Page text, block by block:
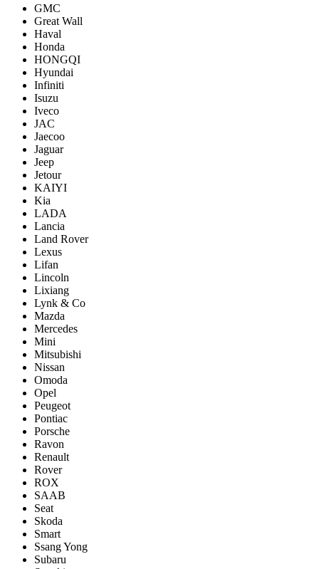
GMC
Great Wall
Haval
Honda
HONGQI
Hyundai
Infiniti
Isuzu
Iveco
JAC
Jaecoo
Jaguar
Jeep
Jetour
KAIYI
Kia
LADA
Lancia
Land Rover
Lexus
Lifan
Lincoln
Lixiang
Lynk & Co
Mazda
Mercedes
Mini
Mitsubishi
Nissan
Omoda
Opel
Peugeot
Pontiac
Porsсhe
Ravon
Renault
Rover
ROX
SAAB
Seat
Skoda
Smart
Ssang Yong
Subaru